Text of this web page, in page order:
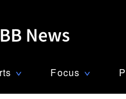
∨ Focus ∨